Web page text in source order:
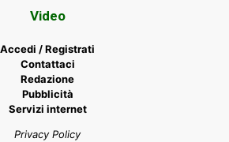
Video
Accedi / Registrati
Contattaci
Redazione
Pubblicità
Servizi internet
Privacy Policy